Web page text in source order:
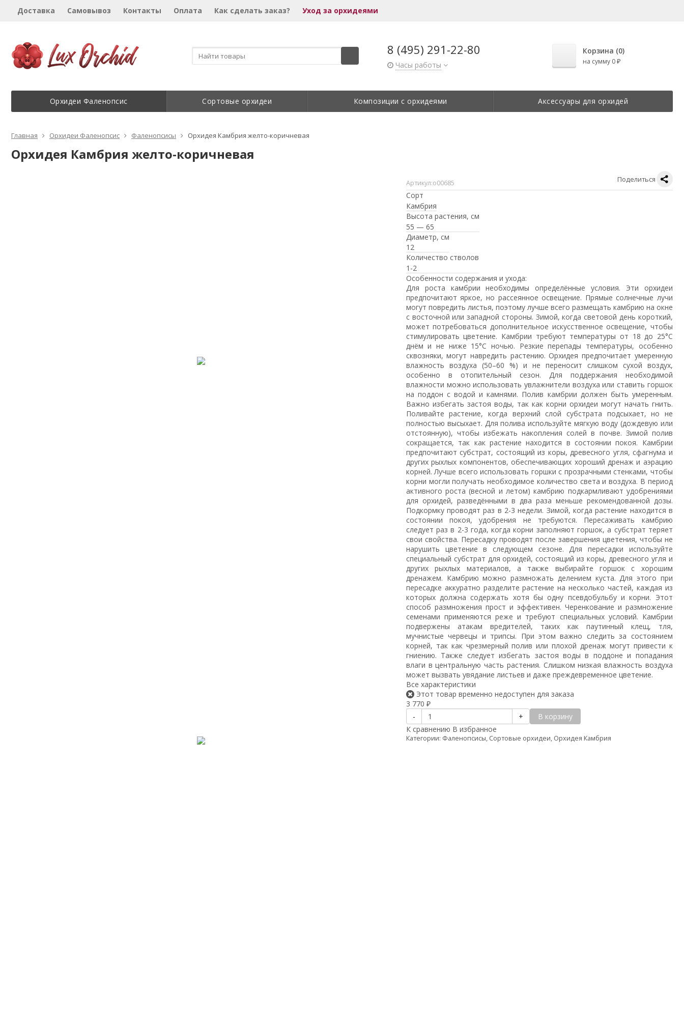
Доставка Самовывоз Контакты Оплата Как сделать заказ? Уход за орхидеями
8 (495) 291-22-80
Часы работы
Корзина (0)
на сумму 0 ₽
Орхидеи Фаленопсис Сортовые орхидеи Композиции с орхидеями Аксессуары для орхидей
Главная Орхидеи Фаленопсис Фаленопсисы Орхидея Камбрия желто-коричневая
Орхидея Камбрия желто-коричневая
Артикул:о00685 Поделиться
Сорт
Камбрия
Высота растения, см
55 — 65
Диаметр, см
12
Количество стволов
1-2
Особенности содержания и ухода:
Для роста камбрии необходимы определённые условия. Эти орхидеи
предпочитают яркое, но рассеянное освещение. Прямые солнечные лучи
могут повредить листья, поэтому лучше всего размещать камбрию на окне
с восточной или западной стороны. Зимой, когда световой день короткий,
может потребоваться дополнительное искусственное освещение, чтобы
стимулировать цветение. Камбрии требуют температуры от 18 до 25°C
днём и не ниже 15°C ночью. Резкие перепады температуры, особенно
сквозняки, могут навредить растению. Орхидея предпочитает умеренную
влажность воздуха (50–60 %) и не переносит слишком сухой воздух,
особенно в отопительный сезон. Для поддержания необходимой
влажности можно использовать увлажнители воздуха или ставить горшок
на поддон с водой и камнями. Полив камбрии должен быть умеренным.
Важно избегать застоя воды, так как корни орхидеи могут начать гнить.
Поливайте растение, когда верхний слой субстрата подсыхает, но не
полностью высыхает. Для полива используйте мягкую воду (дождевую или
отстоянную), чтобы избежать накопления солей в почве. Зимой полив
сокращается, так как растение находится в состоянии покоя. Камбрии
предпочитают субстрат, состоящий из коры, древесного угля, сфагнума и
других рыхлых компонентов, обеспечивающих хороший дренаж и аэрацию
корней. Лучше всего использовать горшки с прозрачными стенками, чтобы
корни могли получать необходимое количество света и воздуха. В период
активного роста (весной и летом) камбрию подкармливают удобрениями
для орхидей, разведёнными в два раза меньше рекомендованной дозы.
Подкормку проводят раз в 2-3 недели. Зимой, когда растение находится в
состоянии покоя, удобрения не требуются. Пересаживать камбрию
следует раз в 2-3 года, когда корни заполняют горшок, а субстрат теряет
свои свойства. Пересадку проводят после завершения цветения, чтобы не
нарушить цветение в следующем сезоне. Для пересадки используйте
специальный субстрат для орхидей, состоящий из коры, древесного угля и
других рыхлых материалов, а также выбирайте горшок с хорошим
дренажем. Камбрию можно размножать делением куста. Для этого при
пересадке аккуратно разделите растение на несколько частей, каждая из
которых должна содержать хотя бы одну псевдобульбу и корни. Этот
способ размножения прост и эффективен. Черенкование и размножение
семенами применяются реже и требуют специальных условий. Камбрии
подвержены атакам вредителей, таких как паутинный клещ, тля,
мучнистые червецы и трипсы. При этом важно следить за состоянием
корней, так как чрезмерный полив или плохой дренаж могут привести к
гниению. Также следует избегать застоя воды в поддоне и попадания
влаги в центральную часть растения. Слишком низкая влажность воздуха
может вызвать увядание листьев и даже преждевременное цветение.
Все характеристики
Этот товар временно недоступен для заказа
3 770 ₽
- +
В корзину
К сравнению В избранное
Категории: Фаленопсисы, Сортовые орхидеи, Орхидея Камбрия